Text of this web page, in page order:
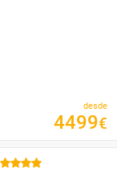
desde
4499€